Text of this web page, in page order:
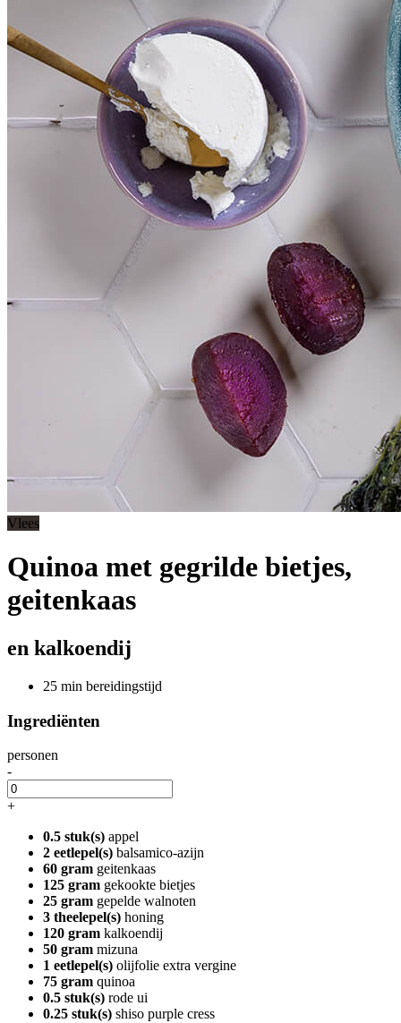
Vlees
Quinoa met gegrilde bietjes,
geitenkaas
en kalkoendij
25 min bereidingstijd
Ingrediënten
personen
-
+
0.5 stuk(s) appel
2 eetlepel(s) balsamico-azijn
60 gram geitenkaas
125 gram gekookte bietjes
25 gram gepelde walnoten
3 theelepel(s) honing
120 gram kalkoendij
50 gram mizuna
1 eetlepel(s) olijfolie extra vergine
75 gram quinoa
0.5 stuk(s) rode ui
0.25 stuk(s) shiso purple cress